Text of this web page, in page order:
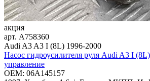
акция
арт. A758360
Audi A3 A3 I (8L) 1996-2000
Насос гидроусилителя руля Audi A3 I
управление
OEM: 06A145157